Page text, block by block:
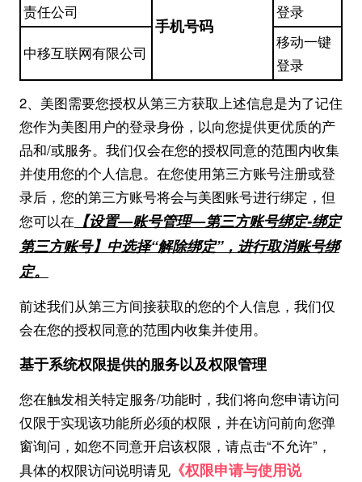
责任公司
手机号码
登录
中移互联网有限公司
移动一键
登录
2、美图需要您授权从第三方获取上述信息是为了记住
您作为美图用户的登录身份，以向您提供更优质的产
品和/或服务。我们仅会在您的授权同意的范围内收集
并使用您的个人信息。在您使用第三方账号注册或登
录后，您的第三方账号将会与美图账号进行绑定，但
您可以在 【设置—账号管理—第三方账号绑定-绑定
第三方账号】中选择“解除绑定”，进行取消账号绑
定。
前述我们从第三方间接获取的您的个人信息，我们仅
会在您的授权同意的范围内收集并使用。
基于系统权限提供的服务以及权限管理
您在触发相关特定服务/功能时，我们将向您申请访问
仅限于实现该功能所必须的权限，并在访问前向您弹
窗询问，如您不同意开启该权限，请点击“不允许”，
具体的权限访问说明请见《权限申请与使用说